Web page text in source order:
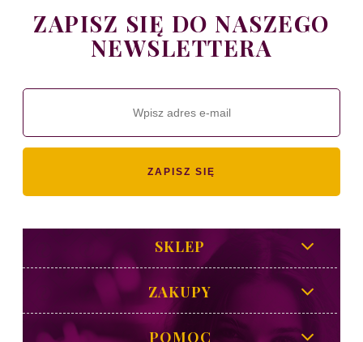
ZAPISZ SIĘ DO NASZEGO
NEWSLETTERA
ZAPISZ SIĘ
SKLEP
ZAKUPY
POMOC